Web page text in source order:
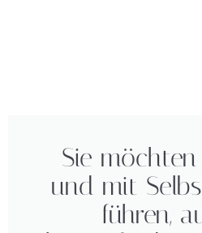
Sie
und mit
führen,